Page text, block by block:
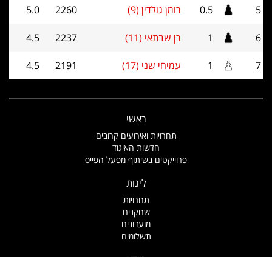
5
0.5 רומן גולדין (9) 2260
5.0
6
1 רן שבתאי (11) 2237
4.5
7
1 עמיחי שני (17) 2191
4.5
ראשי
תחרויות ואירועים קרובים
חדשות האיגוד
פרוייקטים בשיתוף מפעל הפייס
ליגות
תחרויות
שחקנים
מועדונים
תשלומים